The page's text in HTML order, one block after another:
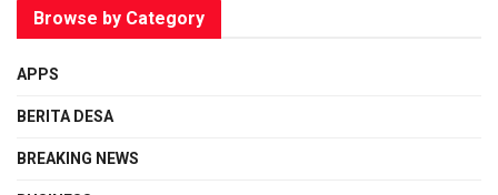
Browse by Category
APPS
BERITA DESA
BREAKING NEWS